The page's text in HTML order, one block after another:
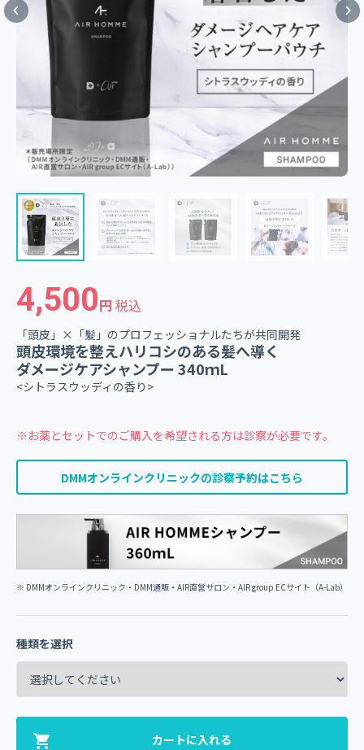
4,500円 税込
「頭皮」×「髪」のプロフェッショナルたちが共同開発
頭皮環境を整えハリコシのある髪へ導く
ダメージケアシャンプー 340ｍL
<シトラスウッディの香り>
※お薬とセットでのご購入を希望される方は診察が必要です。
DMMオンラインクリニックの診察予約はこちら
※ DMMオンラインクリニック・DMM通販・AIR直営サロン・AIR group ECサイト（A-Lab）
種類を選択
カートに入れる